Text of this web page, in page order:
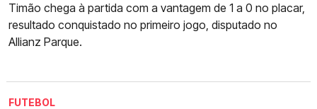
Timão chega à partida com a vantagem de 1 a 0 no placar,
resultado conquistado no primeiro jogo, disputado no
Allianz Parque.
FUTEBOL